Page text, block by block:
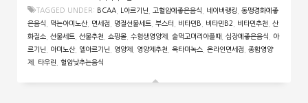
TAGGED UNDER: BCAA L아르기닌 고혈압에좋은음식 네이버랭킹
동맹경화에좋
은음식
먹는아미노산, 면세점 명절선물세트 부스터 비타민B 비타민B2 비타민추천
산
화질소 선물세트 선물추천 쇼핑몰 수험생영양제 술먹고머리아플때 심장에좋은음식
아
르기닌
아미노산, 엘아르기닌 영양제 영양제추천 옥타미녹스 온라인면세점
종합영양
제
타우린 혈압낮추는음식